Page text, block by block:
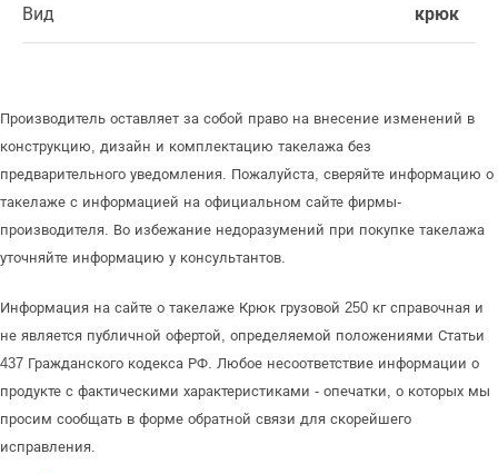
Вид крюк
Производитель оставляет за собой право на внесение изменений в
конструкцию, дизайн и комплектацию такелажа без
предварительного уведомления. Пожалуйста, сверяйте информацию о
такелаже с информацией на официальном сайте фирмы-
производителя. Во избежание недоразумений при покупке такелажа
уточняйте информацию у консультантов.
Информация на сайте о такелаже Крюк грузовой 250 кг справочная и
не является публичной офертой, определяемой положениями Статьи
437 Гражданского кодекса РФ. Любое несоответствие информации о
продукте с фактическими характеристиками - опечатки, о которых мы
просим сообщать в форме обратной связи для скорейшего
исправления.